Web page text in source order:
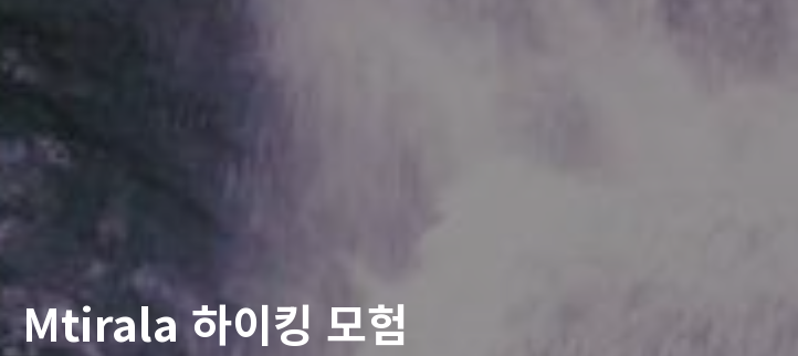
Mtirala 하이킹 모험